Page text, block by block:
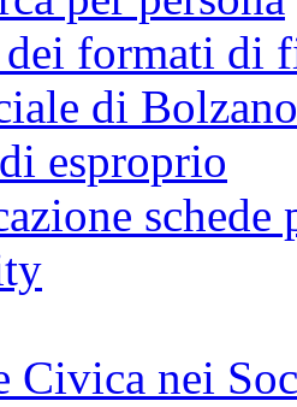
formati di
di Bolzano
esproprio
schede
Civica nei